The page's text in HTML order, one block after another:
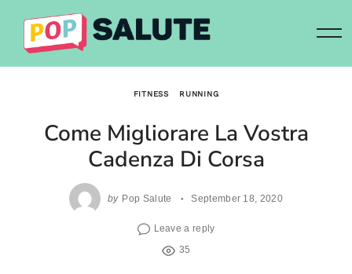
content
FITNESS RUNNING
Come Migliorare La Vostra
Cadenza Di Corsa
by Pop Salute September 18, 2020
Leave a reply
35